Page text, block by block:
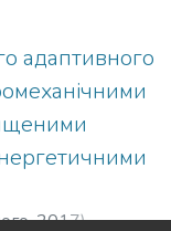
адаптивного
,2017)